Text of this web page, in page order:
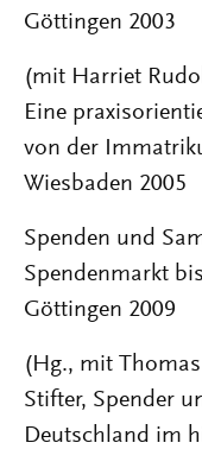
Göttingen 2003
(mit Harriet
Eine
von der
Wiesbaden 2005
Spenden und
Spendenmarkt
Göttingen 2009
(Hg., mit
Stifter, Spender
Deutschland im